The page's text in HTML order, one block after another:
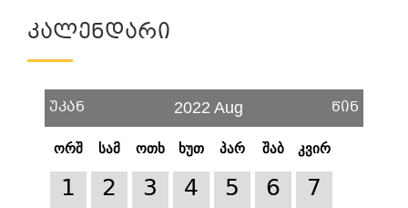
Კალენდარი
უკან 2022 Aug წინ
ორშ სამ ოთხ ხუთ პარ შაბ კვირ
1 2 3 4 5 6
7